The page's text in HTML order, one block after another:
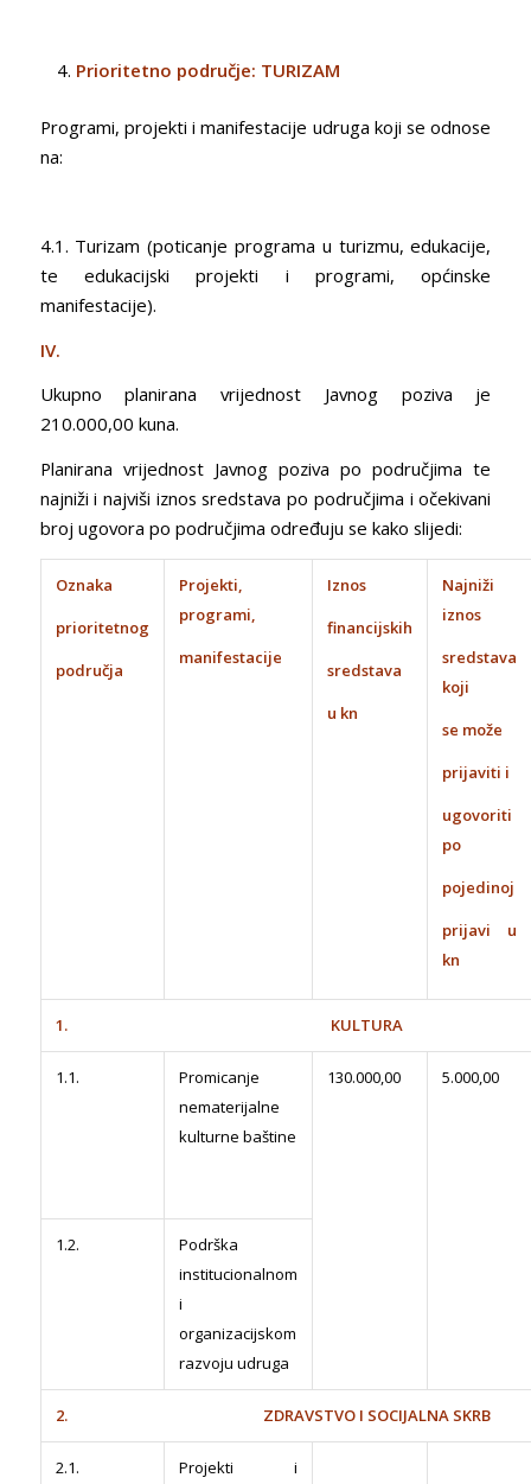
Prioritetno područje: TURIZAM
Programi, projekti i manifestacije udruga koji se odnose
na:
4.1. Turizam (poticanje programa u turizmu, edukacije,
te edukacijski projekti i programi, općinske
manifestacije).
IV.
Ukupno planirana vrijednost Javnog poziva je
210.000,00 kuna.
Planirana vrijednost Javnog poziva po područjima te
najniži i najviši iznos sredstava po područjima i očekivani
broj ugovora po područjima određuju se kako slijedi:
Oznaka
prioritetnog
područja
Projekti,
programi,
manifestacije
Iznos
financijskih
sredstava
u kn
Najniži
iznos
sredstava
koji
se može
prijaviti i
ugovoriti
po
pojedinoj
prijavi u
kn
1. KULTURA
1.1.
Promicanje
nematerijalne
kulturne baštine
130.000,00 5.000,00
1.2.
Podrška
institucionalnom
i
organizacijskom
razvoju udruga
2. ZDRAVSTVO I SOCIJALNA SKRB
2.1.
Projekti i